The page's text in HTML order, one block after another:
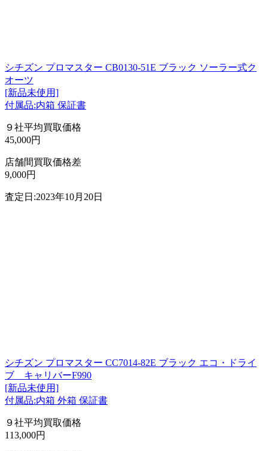
シチズン プロマスター CB0130-51E ブラック ソーラー式ク
オーツ
[新品未使用]
付属品:内箱 保証書
９社平均買取価格
45,000円
店舗間買取価格差
9,000円
査定日:2023年10月20日
シチズン プロマスター CC7014-82E ブラック エコ・ドライ
ブ キャリバーF990
[新品未使用]
付属品:内箱 外箱 保証書
９社平均買取価格
113,000円